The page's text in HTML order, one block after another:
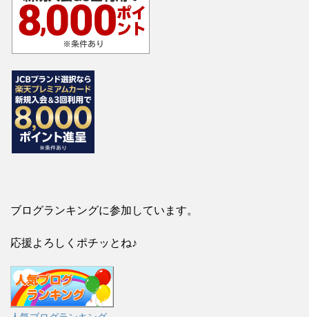
ブログランキングに参加しています。
応援よろしくポチッとね♪